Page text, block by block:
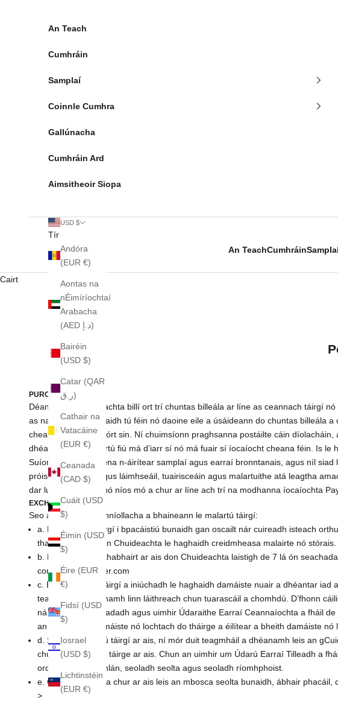
An TeachCumhráin
An Teach
Cumhráin
Samplaí
Coinnle Cumhra
Gallúnacha
Cumhráin Ard
Aimsitheoir Siopa
USD $
Tír
Andóra
(EUR €)
Aontas na
nÉimíríochtaí
Arabacha
(AED د.إ)
Bairéin
(USD $)
Catar (QAR
ر.ق)
Cathair na
Vatacáine
(EUR €)
Ceanada
(CAD $)
Cuáit (USD
$)
Éimin (USD
$)
Éire (EUR
€)
Fidsí (USD
$)
Iosrael
(USD $)
Lichtinstéin
(EUR €)
Cairt
PURCHASES
Déanann an chuideachta billí ort trí chuntas billeála ar líne as ceannach táirgí
as na táirgí a fhéadfaidh tú féin nó daoine eile a úsáideann do chuntas billeála
cheannacháin den sórt sin. Ní chuimsíonn praghsanna postáilte cáin
dhéanann sí a cheartú fiú má d’iarr sí nó má fuair sí íocaíocht cheana féin. Is
Suíomh Gréasáin, lena n-áirítear samplaí agus earraí bronntanais, agus níl
próiseáil, seoladh agus láimhseáil, tuairisceáin agus malartuithe atá leagtha
dar luach $ 400.00 nó níos mó a chur ar líne ach trí na modhanna íocaíochta
EXCHANGES
Seo a leanas na coinníollacha a bhaineann le malartú táirgí:
a. Ní féidir ach táirgí i bpacáistiú bunaidh gan oscailt nár cuireadh isteach
thabhairt ar ais don Chuideachta le haghaidh creidmheasa malairte nó stórais.
b. Ní mór táirgí a thabhairt ar ais don Chuideachta laistigh de 7 lá ón
commands@krigler.com
c. Ba cheart duit táirgí a iniúchadh le haghaidh damáiste nuair a dhéantar
teagmháil a dhéanamh linn láithreach chun tuarascáil a chomhdú. D’fhonn
ná 14 lá ón seachadadh agus uimhir Údaraithe Earraí Ceannaíochta a fháil
an ndearnadh damáiste nó lochtach do tháirge a éilítear a bheith damáiste nó
d. Sula gcuirfidh tú táirgí ar ais, ní mór duit teagmháil a dhéanamh leis an
chuirfidh tú leis an táirge ar ais. Chun an uimhir um Údarú Earraí Tilleadh a
ordaithe, ainm iomlán, seoladh seolta agus seoladh ríomhphoist.
e. Caithfear táirgí a chur ar ais leis an mbosca seolta bunaidh, ábhair phacáil,
>